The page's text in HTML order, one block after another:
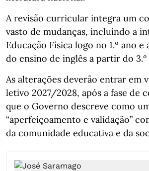
A revisão curricular integra um
vasto de mudanças, incluindo a
Educação Física logo no 1.º ano e
do ensino de inglês a partir do 3.º
As alterações deverão entrar em
letivo 2027/2028, após a fase de
que o Governo descreve como
“aperfeiçoamento e validação”
da comunidade educativa e da